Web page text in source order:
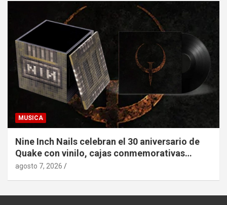
MUSICA
Nine Inch Nails celebran el 30 aniversario de
Quake con vinilo, cajas conmemorativas…
agosto 7, 2026